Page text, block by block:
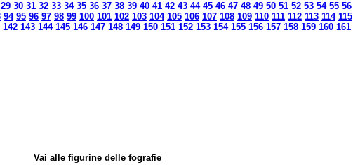
29 30 31 32 33 34 35 36 37 38 39 40 41 42 43 44 45 46 47 48 49 50 51 52 53 54 55 56
94 95 96 97 98 99 100 101 102 103 104 105 106 107 108 109 110 111 112 113 114 115
142 143 144 145 146 147 148 149 150 151 152 153 154 155 156 157 158 159 160 161
Vai alle figurine delle fografie